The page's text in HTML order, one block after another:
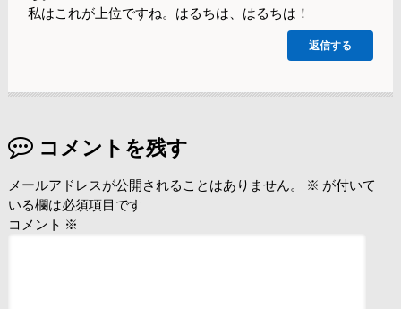
私はこれが上位ですね。はるちは、はるちは！
返信する
コメントを残す
メールアドレスが公開されることはありません。 ※ が付いて
いる欄は必須項目です
コメント ※